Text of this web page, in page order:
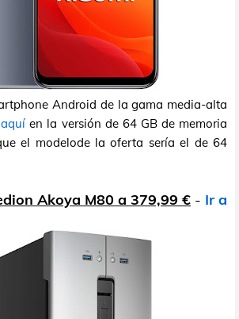
Android de la gama media-alta
aquí en la versión de 64 GB de memoria
el modelode la oferta sería el de 64
Akoya M80 a 379,99 € - Ir a